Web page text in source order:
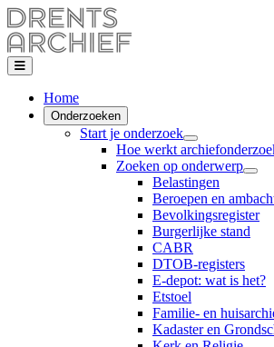
Home
Onderzoeken
Start je onderzoek
Hoe werkt
Zoeken op onderwerp
Belastingen
Beroepen en
Bevolkingsregister
Burgerlijke stand
CABR
DTOB-registers
E-depot: wat is het?
Etstoel
Familie- en
Kadaster en